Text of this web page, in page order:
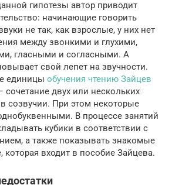
гипотезы автор приводит
начинающие говорить
не так, как взрослые, у них нет
между звонкими и глухими,
гласными и согласными. А
свой лепет на звучности.
единицы обучения чтению Зайцев
двух или нескольких
созвучии. При этом некоторые
В процессе занятий
кубики в соответствии с
а также показывать знакомые
которая входит в пособие Зайцева.